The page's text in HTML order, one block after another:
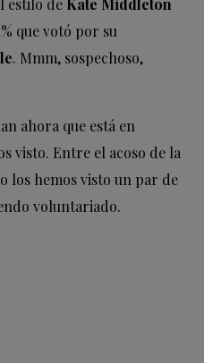
estilo de Kate Middleton
que votó por su
. Mmm, sospechoso,
ahora que está en
visto. Entre el acoso de la
los hemos visto un par de
voluntariado.